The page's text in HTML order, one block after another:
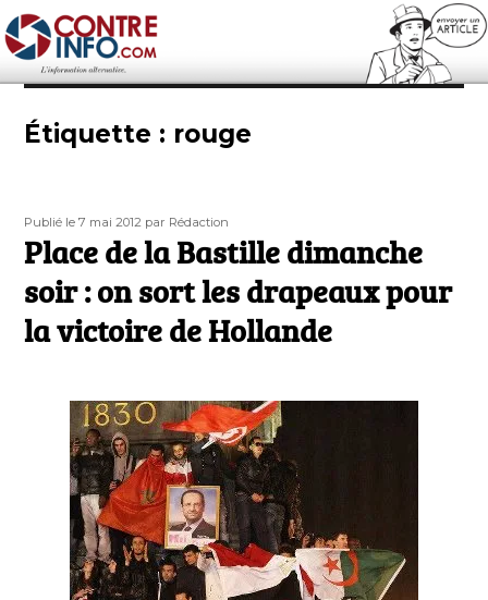
Contre-Info
Étiquette : rouge
Publié
le
Publié le 7 mai 2012 Auteur
par Rédaction
Place de la Bastille dimanche
soir : on sort les drapeaux pour
la victoire de Hollande